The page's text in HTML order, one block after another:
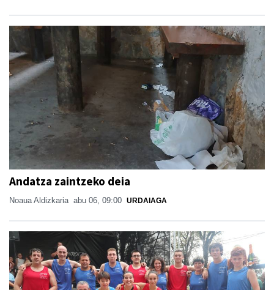
Andatza zaintzeko deia
Noaua Aldizkaria abu 06, 09:00 URDAIAGA